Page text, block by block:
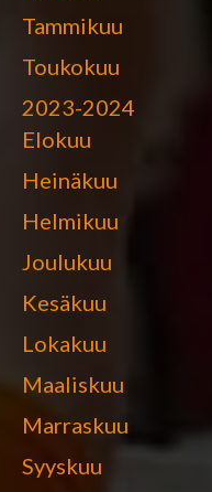
Tammikuu
Toukokuu
2023-2024
Elokuu
Heinäkuu
Helmikuu
Joulukuu
Kesäkuu
Lokakuu
Maaliskuu
Marraskuu
Syyskuu